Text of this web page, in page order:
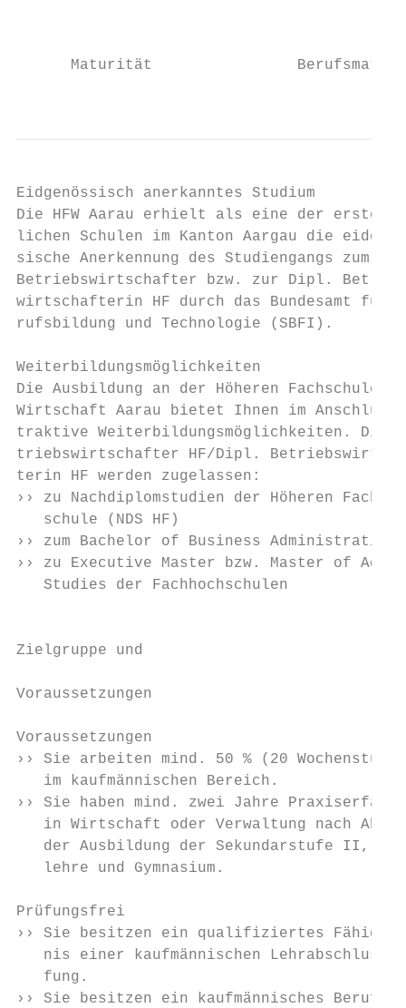
Maturität
Eidgenössisch anerkanntes Studium
Die HFW Aarau erhielt als eine der ersten
lichen Schulen im Kanton Aargau die
sische Anerkennung des Studiengangs zum
Betriebswirtschafter bzw. zur Dipl.
wirtschafterin HF durch das Bundesamt
rufsbildung und Technologie (SBFI).
Weiterbildungsmöglichkeiten
Die Ausbildung an der Höheren
Wirtschaft Aarau bietet Ihnen im
traktive Weiterbildungsmöglichkeiten.
triebswirtschafter HF/Dipl.
terin HF werden zugelassen:
›› zu Nachdiplomstudien der Höheren
schule (NDS HF)
›› zum Bachelor of Business
›› zu Executive Master bzw. Master of
   Studies der Fachhochschulen
Zielgruppe und
Voraussetzungen
Voraussetzungen
›› Sie arbeiten mind. 50 % (20
im kaufmännischen Bereich.
›› Sie haben mind. zwei Jahre
in Wirtschaft oder Verwaltung nach
der Ausbildung der Sekundarstufe II,
lehre und Gymnasium.
Prüfungsfrei
›› Sie besitzen ein qualifiziertes
nis einer kaufmännischen
   fung.
›› Sie besitzen ein kaufmännisches